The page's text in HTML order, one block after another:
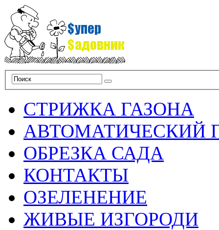
СТРИЖКА ГАЗОНА
АВТОМАТИЧЕСКИЙ
ОБРЕЗКА САДА
КОНТАКТЫ
ОЗЕЛЕНЕНИЕ
ЖИВЫЕ ИЗГОРОДИ